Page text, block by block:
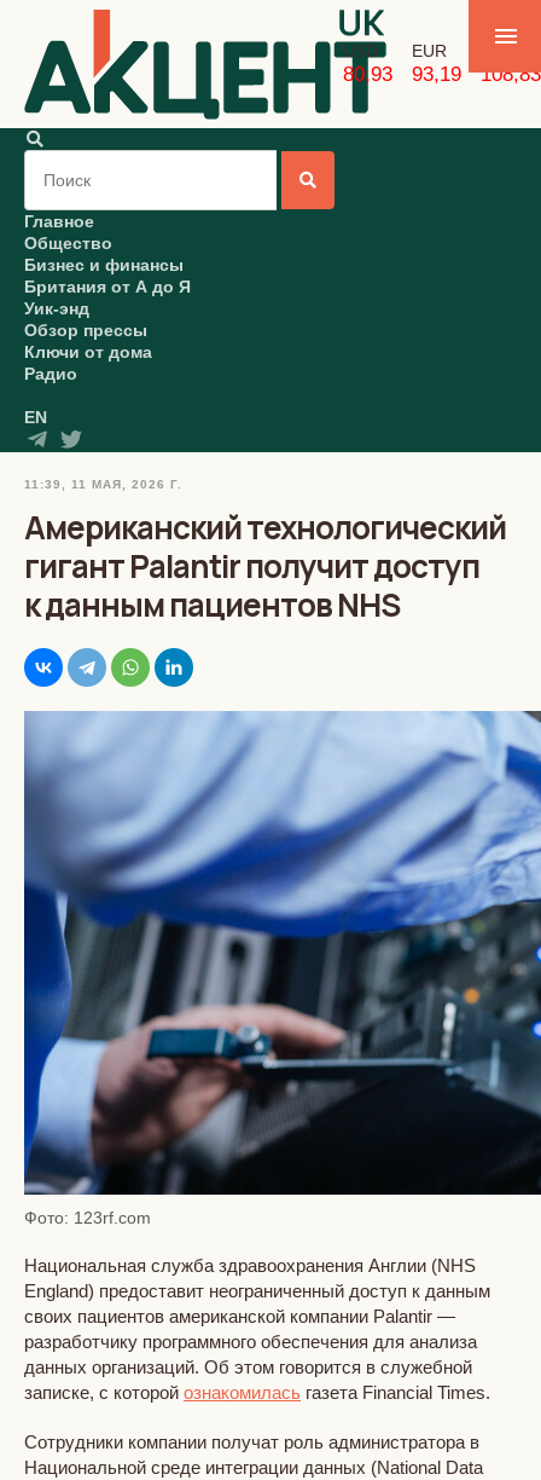
USD
80,93
EUR
93,19 108,83
Главное
Общество
Бизнес и финансы
Британия от А до Я
Уик-энд
Обзор прессы
Ключи от дома
Радио
EN
11:39, 11 МАЯ, 2026 Г.
Американский технологический
гигант Palantir получит доступ
к данным пациентов NHS
Фото: 123rf.com
Национальная служба здравоохранения Англии (NHS
England) предоставит неограниченный доступ к данным
своих пациентов американской компании Palantir —
разработчику программного обеспечения для анализа
данных организаций. Об этом говорится в служебной
записке, с которой ознакомилась газета Financial Times.
Сотрудники компании получат роль администратора в
Национальной среде интеграции данных (National Data